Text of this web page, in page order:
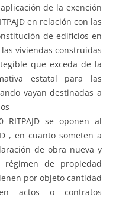
de la exención
en relación con las
de edificios en
viviendas construidas
que exceda de la
estatal para las
vayan destinadas a
se oponen al
, en cuanto someten a
de obra nueva y
de propiedad
por objeto cantidad
actos o contratos